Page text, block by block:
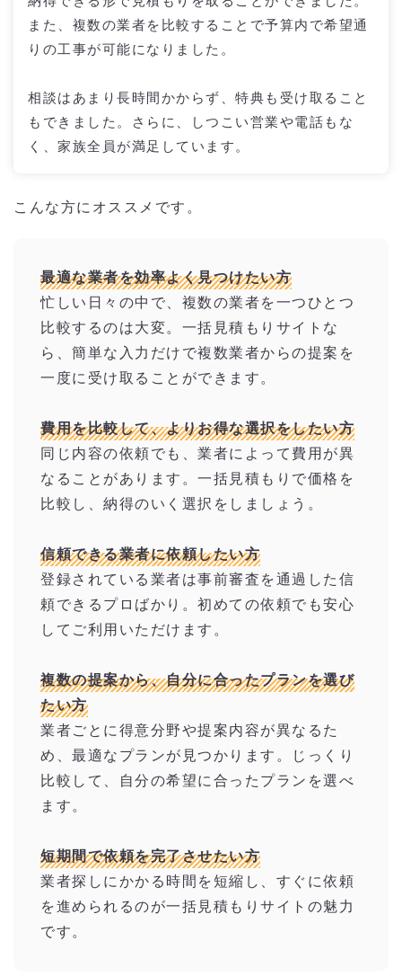
また、複数の業者を比較することで予算内で希望通
りの工事が可能になりました。
相談はあまり長時間かからず、特典も受け取ること
もできました。さらに、しつこい営業や電話もな
く、家族全員が満足しています。
こんな方にオススメです。
最適な業者を効率よく見つけたい方
忙しい日々の中で、複数の業者を一つひとつ
比較するのは大変。一括見積もりサイトな
ら、簡単な入力だけで複数業者からの提案を
一度に受け取ることができます。
費用を比較して、よりお得な選択をしたい方
同じ内容の依頼でも、業者によって費用が異
なることがあります。一括見積もりで価格を
比較し、納得のいく選択をしましょう。
信頼できる業者に依頼したい方
登録されている業者は事前審査を通過した信
頼できるプロばかり。初めての依頼でも安心
してご利用いただけます。
複数の提案から、自分に合ったプランを選び
たい方
業者ごとに得意分野や提案内容が異なるた
め、最適なプランが見つかります。じっくり
比較して、自分の希望に合ったプランを選べ
ます。
短期間で依頼を完了させたい方
業者探しにかかる時間を短縮し、すぐに依頼
を進められるのが一括見積もりサイトの魅力
です。